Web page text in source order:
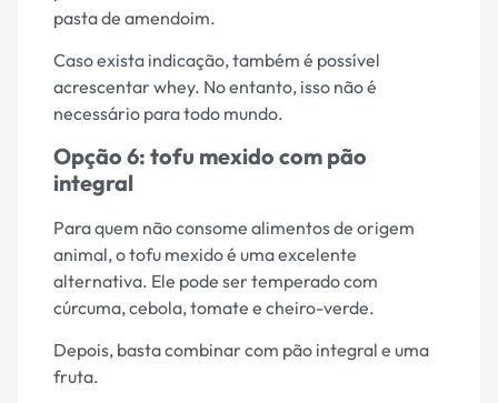
pasta de amendoim.
Caso exista indicação, também é possível
acrescentar whey. No entanto, isso não é
necessário para todo mundo.
Opção 6: tofu mexido com pão
integral
Para quem não consome alimentos de origem
animal, o tofu mexido é uma excelente
alternativa. Ele pode ser temperado com
cúrcuma, cebola, tomate e cheiro-verde.
Depois, basta combinar com pão integral e uma
fruta.